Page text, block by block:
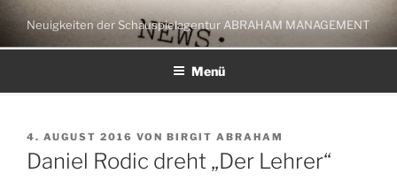
Zum
Inhalt
springen
Neuigkeiten der Schauspielagentur ABRAHAM MANAGEMENT
Menü
VERÖFFENTLICHT
AM
4. AUGUST 2016 VON BIRGIT ABRAHAM
Daniel Rodic dreht „Der Lehrer“